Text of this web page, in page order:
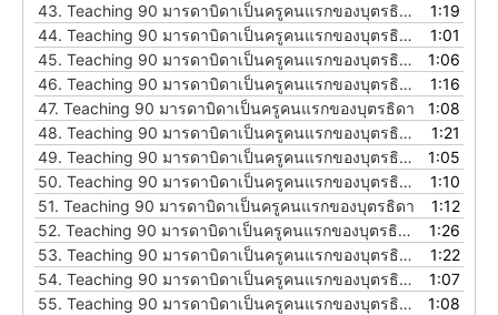
43. Teaching 90 มารดาบิดาเป็นครูคนแรกของบุตรธิดา
1:19
44. Teaching 90 มารดาบิดาเป็นครูคนแรกของบุตรธิดา
1:01
45. Teaching 90 มารดาบิดาเป็นครูคนแรกของบุตรธิดา
1:06
46. Teaching 90 มารดาบิดาเป็นครูคนแรกของบุตรธิดา
1:16
47. Teaching 90 มารดาบิดาเป็นครูคนแรกของบุตรธิดา
1:08
48. Teaching 90 มารดาบิดาเป็นครูคนแรกของบุตรธิดา
1:21
49. Teaching 90 มารดาบิดาเป็นครูคนแรกของบุตรธิดา
1:05
50. Teaching 90 มารดาบิดาเป็นครูคนแรกของบุตรธิดา
1:10
51. Teaching 90 มารดาบิดาเป็นครูคนแรกของบุตรธิดา
1:12
52. Teaching 90 มารดาบิดาเป็นครูคนแรกของบุตรธิดา
1:26
53. Teaching 90 มารดาบิดาเป็นครูคนแรกของบุตรธิดา
1:22
54. Teaching 90 มารดาบิดาเป็นครูคนแรกของบุตรธิดา
1:07
55. Teaching 90 มารดาบิดาเป็นครูคนแรกของบุตรธิดา 1:08